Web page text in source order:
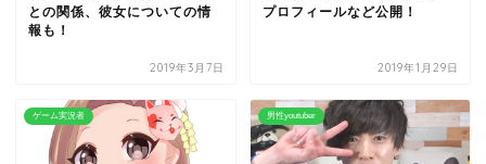
との関係、彼女についての情
報も！
2019年3月7日
プロフィールなど公開！
2019年1月29日
ゲーム実況者 男性youtuber